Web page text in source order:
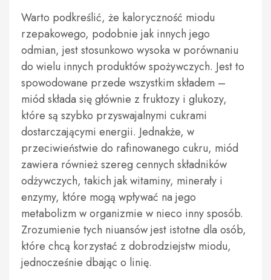
Warto podkreślić, że kaloryczność miodu
rzepakowego, podobnie jak innych jego
odmian, jest stosunkowo wysoka w porównaniu
do wielu innych produktów spożywczych. Jest to
spowodowane przede wszystkim składem –
miód składa się głównie z fruktozy i glukozy,
które są szybko przyswajalnymi cukrami
dostarczającymi energii. Jednakże, w
przeciwieństwie do rafinowanego cukru, miód
zawiera również szereg cennych składników
odżywczych, takich jak witaminy, minerały i
enzymy, które mogą wpływać na jego
metabolizm w organizmie w nieco inny sposób.
Zrozumienie tych niuansów jest istotne dla osób,
które chcą korzystać z dobrodziejstw miodu,
jednocześnie dbając o linię.